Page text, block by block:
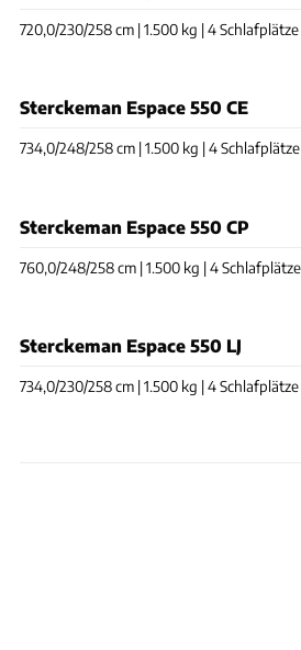
720,0/230/258 cm | 1.500 kg | 4 Schlafplätze
Sterckeman Espace 550 CE
734,0/248/258 cm | 1.500 kg | 4
Sterckeman Espace 550 CP
760,0/248/258 cm | 1.500 kg | 4
Sterckeman Espace 550 LJ
734,0/230/258 cm | 1.500 kg | 4 Schlafplätze